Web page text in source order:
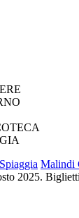
Malindi
2025. Biglietti